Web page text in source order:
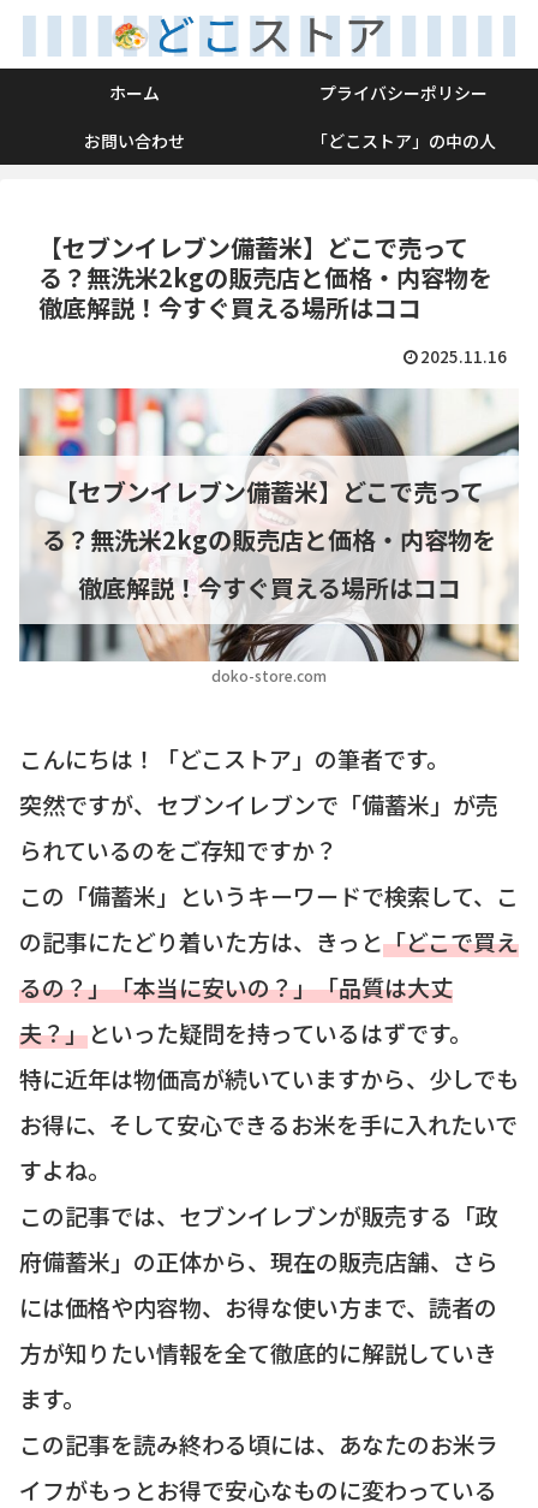
ホーム
プライバシーポリシー
お問い合わせ
「どこストア」の中の人
【セブンイレブン備蓄米】どこで売って
る？無洗米2kgの販売店と価格・内容物を
徹底解説！今すぐ買える場所はココ
2025.11.16
doko-store.com
【セブンイレブン備蓄米】どこで売って
る？無洗米2kgの販売店と価格・内容物を
徹底解説！今すぐ買える場所はココ
こんにちは！「どこストア」の筆者です。
突然ですが、セブンイレブンで「備蓄米」が売
られているのをご存知ですか？
この「備蓄米」というキーワードで検索して、こ
の記事にたどり着いた方は、きっと「どこで買え
るの？」「本当に安いの？」「品質は大丈
夫？」といった疑問を持っているはずです。
特に近年は物価高が続いていますから、少しでも
お得に、そして安心できるお米を手に入れたいで
すよね。
この記事では、セブンイレブンが販売する「政
府備蓄米」の正体から、現在の販売店舗、さら
には価格や内容物、お得な使い方まで、読者の
方が知りたい情報を全て徹底的に解説していき
ます。
この記事を読み終わる頃には、あなたのお米ラ
イフがもっとお得で安心なものに変わっている